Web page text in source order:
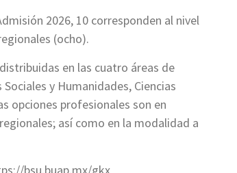
2026, 10 corresponden al nivel
(ocho).
en las cuatro áreas de
y Humanidades, Ciencias
opciones profesionales son en
así como en la modalidad a
bsu.buap.mx/gkx